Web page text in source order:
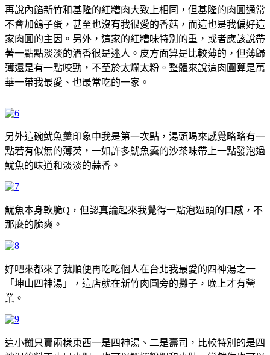
再說內餡新竹和基隆的紅糟肉大致上相同，但基隆的肉圓通常
不會加鴿子蛋，甚至也沒有我很愛的香菇，而這也是我偏好這
家肉圓的主因。另外，這家的紅糟味特別的重，或者應該說帶
著一點點淡淡的酒香很是迷人。皮方面算是比較薄的，但薄歸
薄還是有一點咬勁，不至於太爛太粉。整體來說這肉圓算是萬
華一帶我最愛、也最常吃的一家。
另外這碗魷魚羹印象中我是第一次點，湯頭喝來感覺略略有一
點若有似無的薄芡，一如許多魷魚羹的沙茶味帶上一點發泡過
魷魚的味道和淡淡的蒜香。
魷魚本身軟脆Q，但認真論起來我覺得一點泡過頭的口感，不
那麼的脆爽。
好吧來都來了就順便再吃吃個人在台北我最愛的四神湯之一
「坤山四神湯」，這店就在新竹肉圓旁的攤子，晚上才有營
業。
這小攤只賣兩樣東西一是四神湯、二是壽司，比較特別的是四